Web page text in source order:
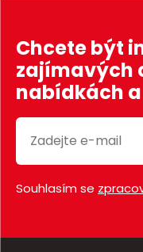
Chcete být
zajímavých
nabídkách
Souhlasím se